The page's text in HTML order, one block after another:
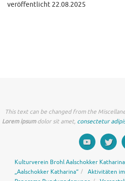
veröffentlicht 22.08.2025
This text can be changed from the
Lorem ipsumdolor sit amet, consectetur
Kulturverein Brohl Aalschokker Katharina
„Aalschokker Katharina“
Aktivitäten